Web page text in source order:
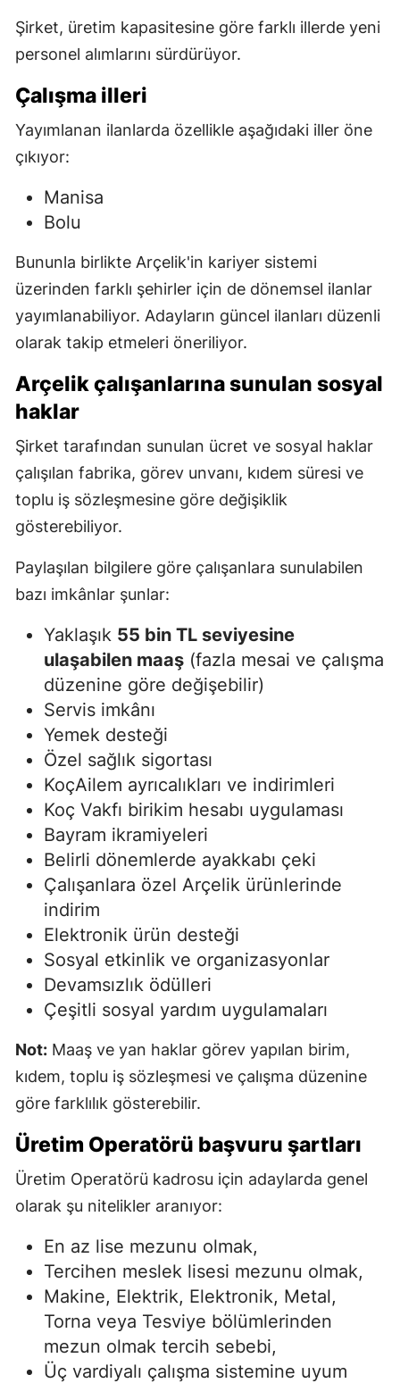
Şirket, üretim kapasitesine göre farklı illerde yeni
personel alımlarını sürdürüyor.
Çalışma illeri
Yayımlanan ilanlarda özellikle aşağıdaki iller öne
çıkıyor:
Manisa
Bolu
Bununla birlikte Arçelik'in kariyer sistemi
üzerinden farklı şehirler için de dönemsel ilanlar
yayımlanabiliyor. Adayların güncel ilanları düzenli
olarak takip etmeleri öneriliyor.
Arçelik çalışanlarına sunulan sosyal
haklar
Şirket tarafından sunulan ücret ve sosyal haklar
çalışılan fabrika, görev unvanı, kıdem süresi ve
toplu iş sözleşmesine göre değişiklik
gösterebiliyor.
Paylaşılan bilgilere göre çalışanlara sunulabilen
bazı imkânlar şunlar:
Yaklaşık 55 bin TL seviyesine
ulaşabilen maaş (fazla mesai ve çalışma
düzenine göre değişebilir)
Servis imkânı
Yemek desteği
Özel sağlık sigortası
KoçAilem ayrıcalıkları ve indirimleri
Koç Vakfı birikim hesabı uygulaması
Bayram ikramiyeleri
Belirli dönemlerde ayakkabı çeki
Çalışanlara özel Arçelik ürünlerinde
indirim
Elektronik ürün desteği
Sosyal etkinlik ve organizasyonlar
Devamsızlık ödülleri
Çeşitli sosyal yardım uygulamaları
Not: Maaş ve yan haklar görev yapılan birim,
kıdem, toplu iş sözleşmesi ve çalışma düzenine
göre farklılık gösterebilir.
Üretim Operatörü başvuru şartları
Üretim Operatörü kadrosu için adaylarda genel
olarak şu nitelikler aranıyor:
En az lise mezunu olmak,
Tercihen meslek lisesi mezunu olmak,
Makine, Elektrik, Elektronik, Metal,
Torna veya Tesviye bölümlerinden
mezun olmak tercih sebebi,
Üç vardiyalı çalışma sistemine uyum